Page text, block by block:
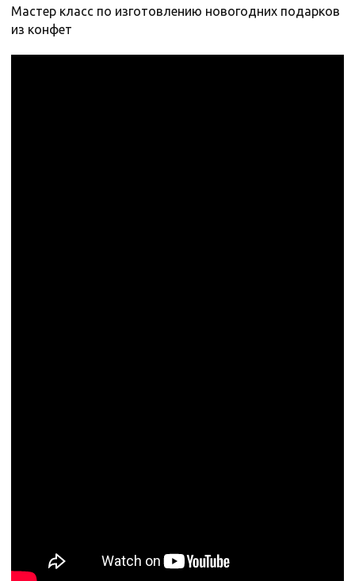
Мастер класс по изготовлению новогодних подарков
из конфет